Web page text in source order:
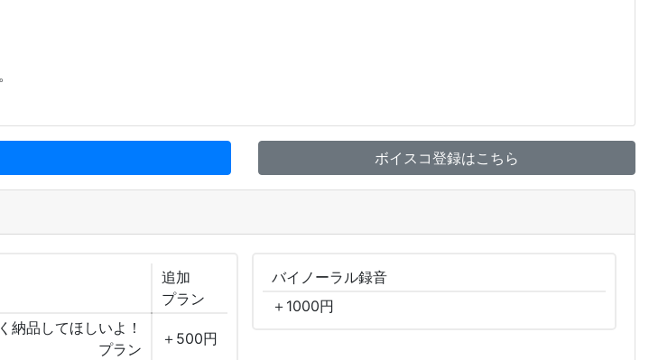
ボイスコ登録はこちら
追加
プラン
納品してほしいよ！
プラン
＋500円
バイノーラル録音
＋ 1000円